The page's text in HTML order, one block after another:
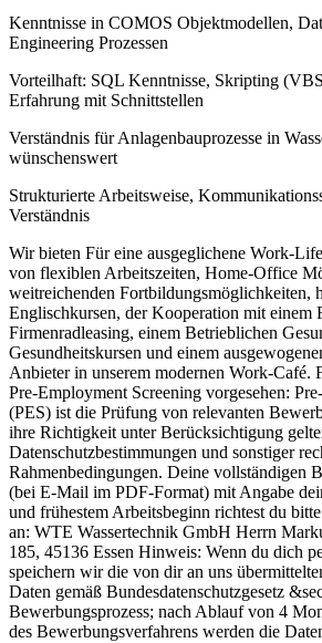
Kenntnisse in COMOS Objektmodellen,
Engineering Prozessen
Vorteilhaft: SQL Kenntnisse, Skripting
Erfahrung mit Schnittstellen
Verständnis für Anlagenbauprozesse in
wünschenswert
Strukturierte Arbeitsweise,
Verständnis
Wir bieten Für eine ausgeglichene Work-
von flexiblen Arbeitszeiten, Home-Office
weitreichenden Fortbildungsmöglichkeiten,
Englischkursen, der Kooperation mit einem
Firmenradleasing, einem Betrieblichen
Gesundheitskursen und einem
Anbieter in unserem modernen Work-Café.
Pre-Employment Screening vorgesehen:
(PES) ist die Prüfung von relevanten
ihre Richtigkeit unter Berücksichtigung
Datenschutzbestimmungen und sonstiger
Rahmenbedingungen. Deine vollständigen
(bei E-Mail im PDF-Format) mit Angabe
und frühestem Arbeitsbeginn richtest du
an: WTE Wassertechnik GmbH Herrn
185, 45136 Essen Hinweis: Wenn du dich
speichern wir die von dir an uns
Daten gemäß Bundesdatenschutzgesetz
Bewerbungsprozess; nach Ablauf von 4
des Bewerbungsverfahrens werden die